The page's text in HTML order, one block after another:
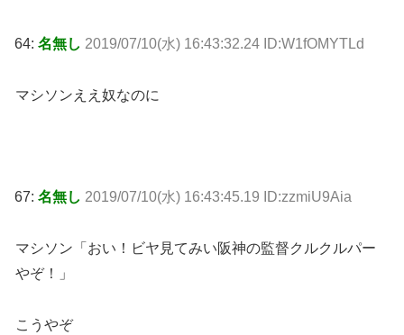
64: 名無し 2019/07/10(水) 16:43:32.24 ID:W1fOMYTLd
マシソンええ奴なのに
67: 名無し 2019/07/10(水) 16:43:45.19 ID:zzmiU9Aia
マシソン「おい！ビヤ見てみい阪神の監督クルクルパー
やぞ！」
こうやぞ